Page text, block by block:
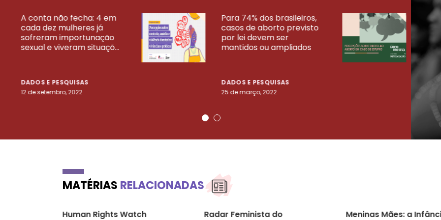
A conta não fecha: 4 em
cada dez mulheres já
sofreram importunação
sexual e viveram situaçõ...
DADOS E PESQUISAS
12 de setembro, 2022
Para 74% dos brasileiros,
casos de aborto previsto
por lei devem ser
mantidos ou ampliados
DADOS E PESQUISAS
25 de março, 2022
23
VEJA MAIS PESQUISAS
MATÉRIAS RELACIONADAS
Human Rights Watch
Radar Feminista do
Meninas Mães: a